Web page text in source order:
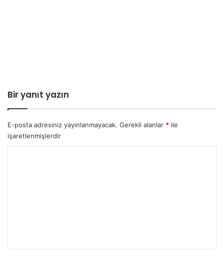
Bir yanıt yazın
E-posta adresiniz yayınlanmayacak. Gerekli alanlar * ile
işaretlenmişlerdir